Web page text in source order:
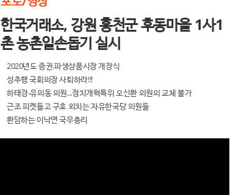
한국거래소, 강원 홍천군 후동마을 1사1
촌 농촌일손돕기 실시
2020년도 증권.파생상품시장 개장식
성추행 국회의장 사퇴하라!!!
하태경-유의동 의원...정치개혁특위 오신환 의원의 교체 불가
근조 피켓들고 구호 외치는 자유한국당 의원들
환담하는 이낙연 국무총리